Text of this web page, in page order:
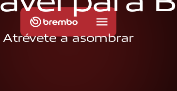
Atrévete a asombrar